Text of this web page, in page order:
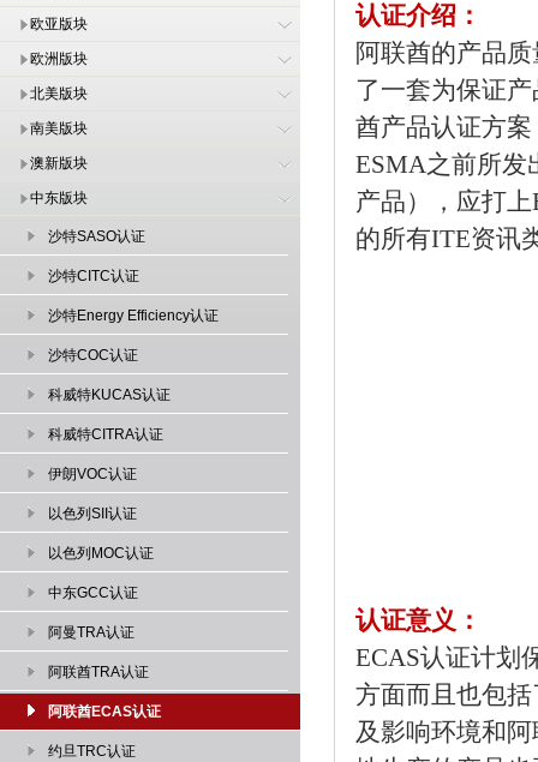
欧亚版块
欧洲版块
北美版块
南美版块
澳新版块
中东版块
沙特SASO认证
沙特CITC认证
沙特Energy Efficiency认证
沙特COC认证
科威特KUCAS认证
科威特CITRA认证
伊朗VOC认证
以色列SII认证
以色列MOC认证
中东GCC认证
阿曼TRA认证
阿联酋TRA认证
阿联酋ECAS认证
约旦TRC认证
认证介绍：
阿联酋的产品
了一套为保证
酋产品认证方案
ESMA之前所发
产品），应打
的所有ITE资讯
认证意义：
ECAS认证计划
方面而且也包
及影响环境和